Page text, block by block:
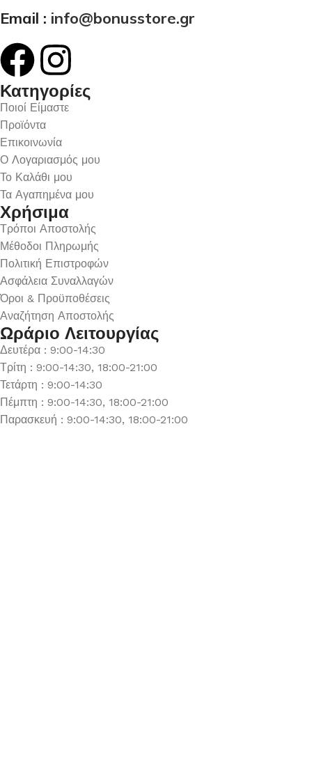
Email : info@bonusstore.gr
Κατηγορίες
Ποιοί Είμαστε
Προϊόντα
Επικοινωνία
Ο Λογαριασμός μου
Το Καλάθι μου
Τα Αγαπημένα μου
Χρήσιμα
Τρόποι Αποστολής
Μέθοδοι Πληρωμής
Πολιτική Επιστροφών
Ασφάλεια Συναλλαγών
Όροι & Προϋποθέσεις
Αναζήτηση Αποστολής
Ωράριο Λειτουργίας
Δευτέρα : 9:00-14:30
Τρίτη : 9:00-14:30, 18:00-21:00
Τετάρτη : 9:00-14:30
Πέμπτη : 9:00-14:30, 18:00-21:00
Παρασκευή : 9:00-14:30, 18:00-21:00